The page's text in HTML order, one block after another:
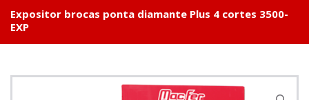
Expositor brocas ponta diamante Plus 4 cortes 3500-
EXP